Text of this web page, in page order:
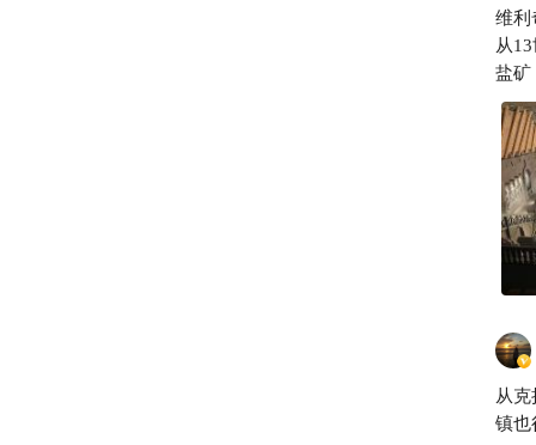
维利
从13世
盐矿
里
兰
列
金
什
盐
戒
矿
确地
利奇
位，
从
镇也